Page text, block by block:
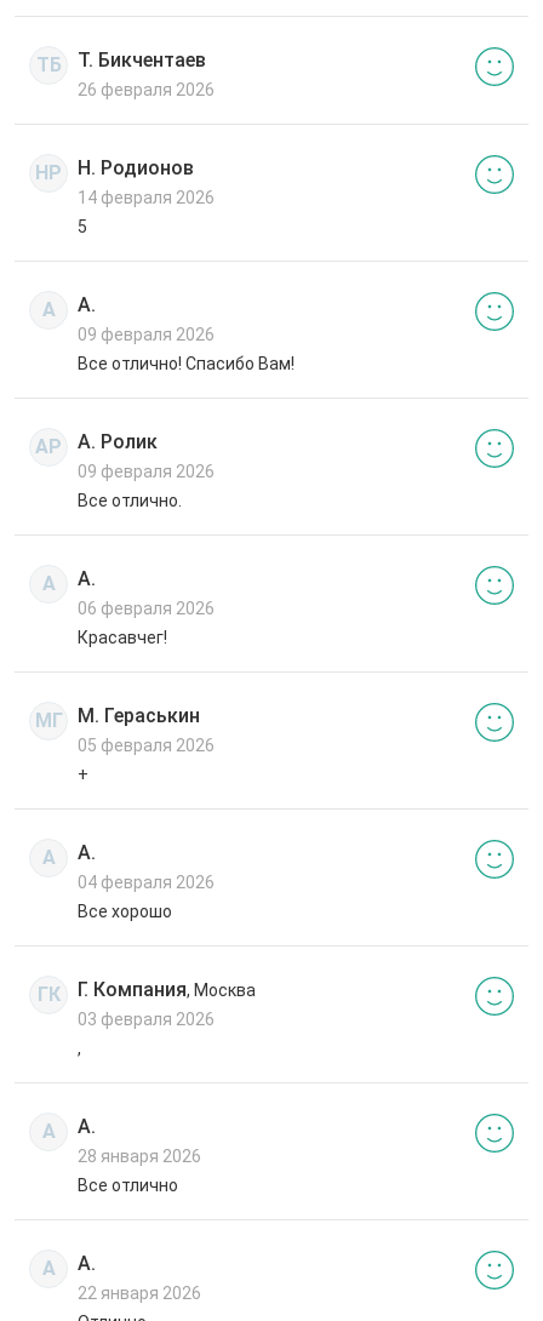
ТБ Т. Бикчентаев
26 февраля 2026
НР Н. Родионов
14 февраля 2026
5
А А.
09 февраля 2026
Все отлично! Спасибо Вам!
АР А. Ролик
09 февраля 2026
Все отлично.
А А.
06 февраля 2026
Красавчег!
МГ М. Гераськин
05 февраля 2026
+
А А.
04 февраля 2026
Все хорошо
ГК Г. Компания, Москва
03 февраля 2026
,
А А.
28 января 2026
Все отлично
А А.
22 января 2026